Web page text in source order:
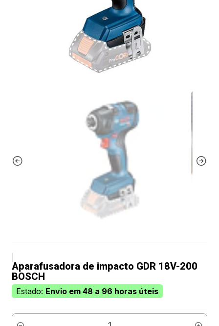
Aparafusadora de impacto GDR 18V-200
BOSCH
Estado: Envio em 48 a 96 horas úteis